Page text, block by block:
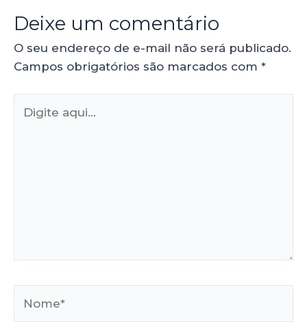
Deixe um comentário
O seu endereço de e-mail não será publicado.
Campos obrigatórios são marcados com *